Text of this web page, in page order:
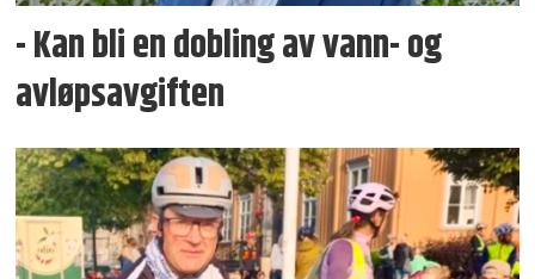
- Kan bli en dobling av vann- og
avløpsavgiften